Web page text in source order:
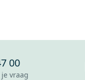
00
vraag